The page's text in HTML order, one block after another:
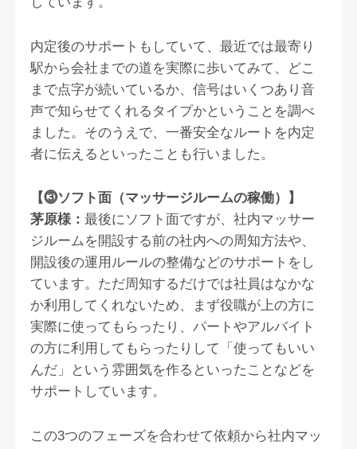
内定後のサポートもしていて、最近では最寄り
駅から会社までの道を実際に歩いてみて、どこ
まで点字が続いているか、信号はいくつあり音
声で知らせてくれるタイプかということを調べ
ました。そのうえで、一番安全なルートを内定
者に伝えるといったことも行いました。
【⓷ソフト面（マッサージルームの稼働）】
茅原様：最後にソフト面ですが、社内マッサー
ジルームを開設する前の社内への周知方法や、
開設後の運用ルールの整備などのサポートをし
ています。ただ周知するだけでは社員はなかな
か利用してくれないため、まず役職が上の方に
実際に使ってもらったり、パートやアルバイト
の方に利用してもらったりして「使ってもいい
んだ」という雰囲気を作るといったことなどを
サポートしています。
この3つのフェーズを合わせて依頼から社内マッ